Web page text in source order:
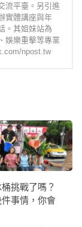
流平臺。另引進
實體講座與年
。其姐妹站為
娛樂重擊等專業
npost.tw
挑戰了嗎？
事情，你會